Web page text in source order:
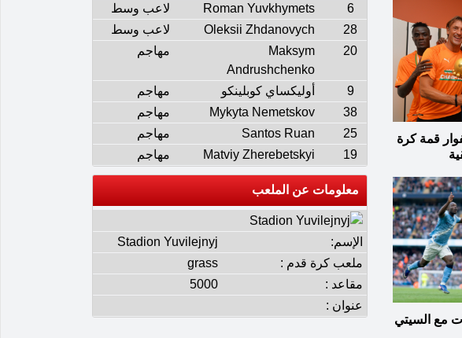
قمة كرة
6
Roman Yuvkhymets
لاعب وسط
28
Oleksii Zhdanovych
لاعب وسط
20
Maksym
Andrushchenko
مهاجم
9 أوليكساي كوبلينكو
مهاجم
38
Mykyta Nemetskov
مهاجم
25
Santos Ruan
مهاجم
19
Matviy Zherebetskyi مهاجم
معلومات عن الملعب
الإسم:
Stadion Yuvilejnyj
ملعب كرة قدم :
grass
مقاعد :
5000
عنوان :